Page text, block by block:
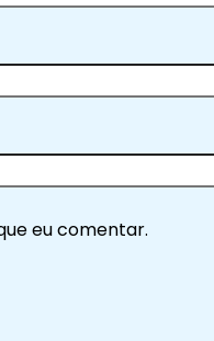
eu comentar.